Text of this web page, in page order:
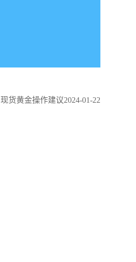
现货黄金操作建议2024-01-22